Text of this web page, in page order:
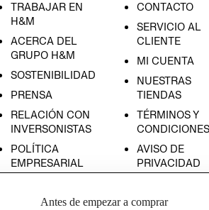
TRABAJAR EN
H&M
ACERCA DEL
GRUPO H&M
SOSTENIBILIDAD
PRENSA
RELACIÓN CON
INVERSONISTAS
POLÍTICA
EMPRESARIAL
CONTACTO
SERVICIO AL
CLIENTE
MI CUENTA
NUESTRAS
TIENDAS
TÉRMINOS Y
CONDICIONES
AVISO DE
PRIVACIDAD
AVISO DE
Antes de empezar a comprar